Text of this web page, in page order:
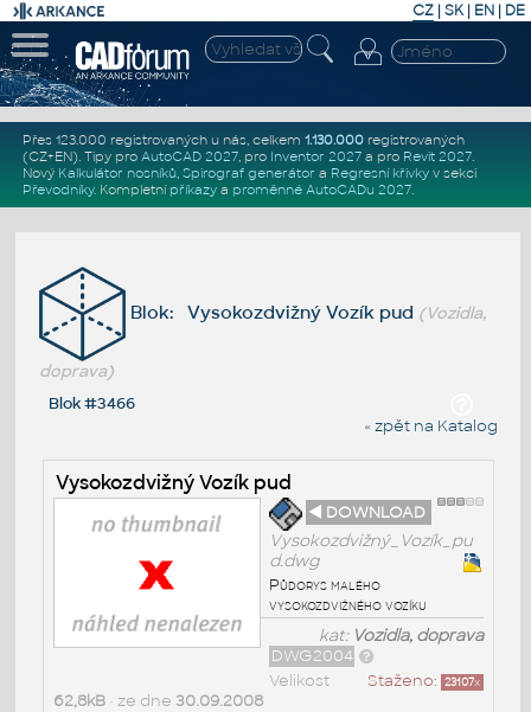
CZ | SK| EN | DE
Přes 123.000 registrovaných u nás, celkem 1.130.000registrovaných
(CZ+EN). Tipy pro AutoCAD 2027, pro Inventor 2027a pro Revit 2027.
Nový Kalkulátor nosníků, Spirograf generátor a Regresní křivkyv sekci
Převodníky. Kompletní příkazya proměnné AutoCADu 2027.
Blok: Vysokozdvižný Vozík pud (Vozidla,
doprava)
Blok #3466
« zpět na Katalog
Vysokozdvižný Vozík pud
◄ DOWNLOAD
Vysokozdvižný_Vozík_pu
d.dwg
Půdorys malého
vysokozdvižného vozíku
kat: Vozidla, doprava
DWG2004
Staženo: 23107x
Velikost
62,8kB• ze dne 30.09.2008